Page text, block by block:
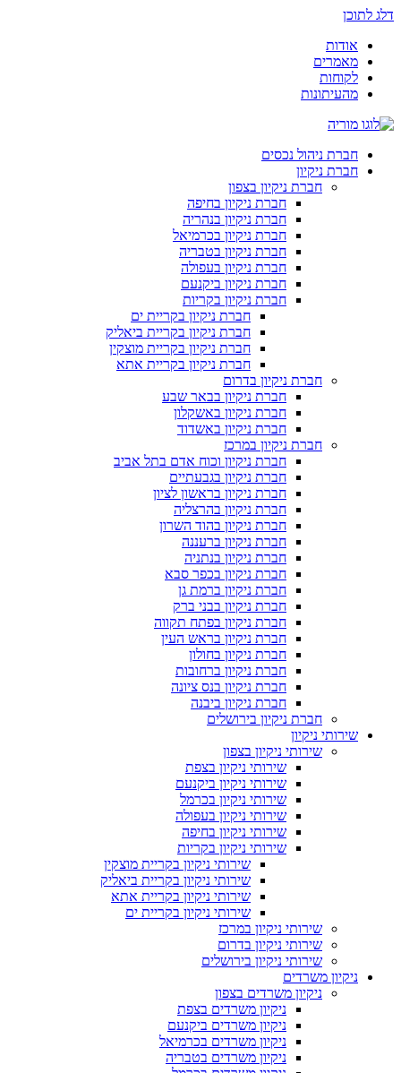
דלג לתוכן
אודות
מאמרים
לקוחות
מהעיתונות
חברת ניהול נכסים
חברת ניקיון
חברת ניקיון בצפון
חברת ניקיון בחיפה
חברת ניקיון בנהריה
חברת ניקיון בכרמיאל
חברת ניקיון בטבריה
חברת ניקיון בעפולה
חברת ניקיון ביקנעם
חברת ניקיון בקריות
חברת ניקיון בקריית ים
חברת ניקיון בקריית ביאליק
חברת ניקיון בקריית מוצקין
חברת ניקיון בקריית אתא
חברת ניקיון בדרום
חברת ניקיון בבאר שבע
חברת ניקיון באשקלון
חברת ניקיון באשדוד
חברת ניקיון במרכז
חברת ניקיון וכוח אדם בתל אביב
חברת ניקיון בגבעתיים
חברת ניקיון בראשון לציון
חברת ניקיון בהרצליה
חברת ניקיון בהוד השרון
חברת ניקיון ברעננה
חברת ניקיון בנתניה
חברת ניקיון בכפר סבא
חברת ניקיון ברמת גן
חברת ניקיון בבני ברק
חברת ניקיון בפתח תקווה
חברת ניקיון בראש העין
חברת ניקיון בחולון
חברת ניקיון ברחובות
חברת ניקיון בנס ציונה
חברת ניקיון ביבנה
חברת ניקיון בירושלים
שירותי ניקיון
שירותי ניקיון בצפון
שירותי ניקיון בצפת
שירותי ניקיון ביקנעם
שירותי ניקיון בכרמל
שירותי ניקיון בעפולה
שירותי ניקיון בחיפה
שירותי ניקיון בקריות
שירותי ניקיון בקריית מוצקין
שירותי ניקיון בקריית ביאליק
שירותי ניקיון בקריית אתא
שירותי ניקיון בקריית ים
שירותי ניקיון במרכז
שירותי ניקיון בדרום
שירותי ניקיון בירושלים
ניקיון משרדים
ניקיון משרדים בצפון
ניקיון משרדים בצפת
ניקיון משרדים ביקנעם
ניקיון משרדים בכרמיאל
ניקיון משרדים בטבריה